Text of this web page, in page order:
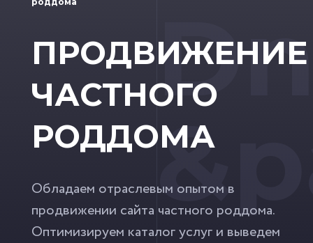
ПРОДВИЖЕНИЕ
ЧАСТНОГО
РОДДОМА
Обладаем отраслевым опытом в
продвижении сайта частного роддома.
Оптимизируем каталог услуг и выведем